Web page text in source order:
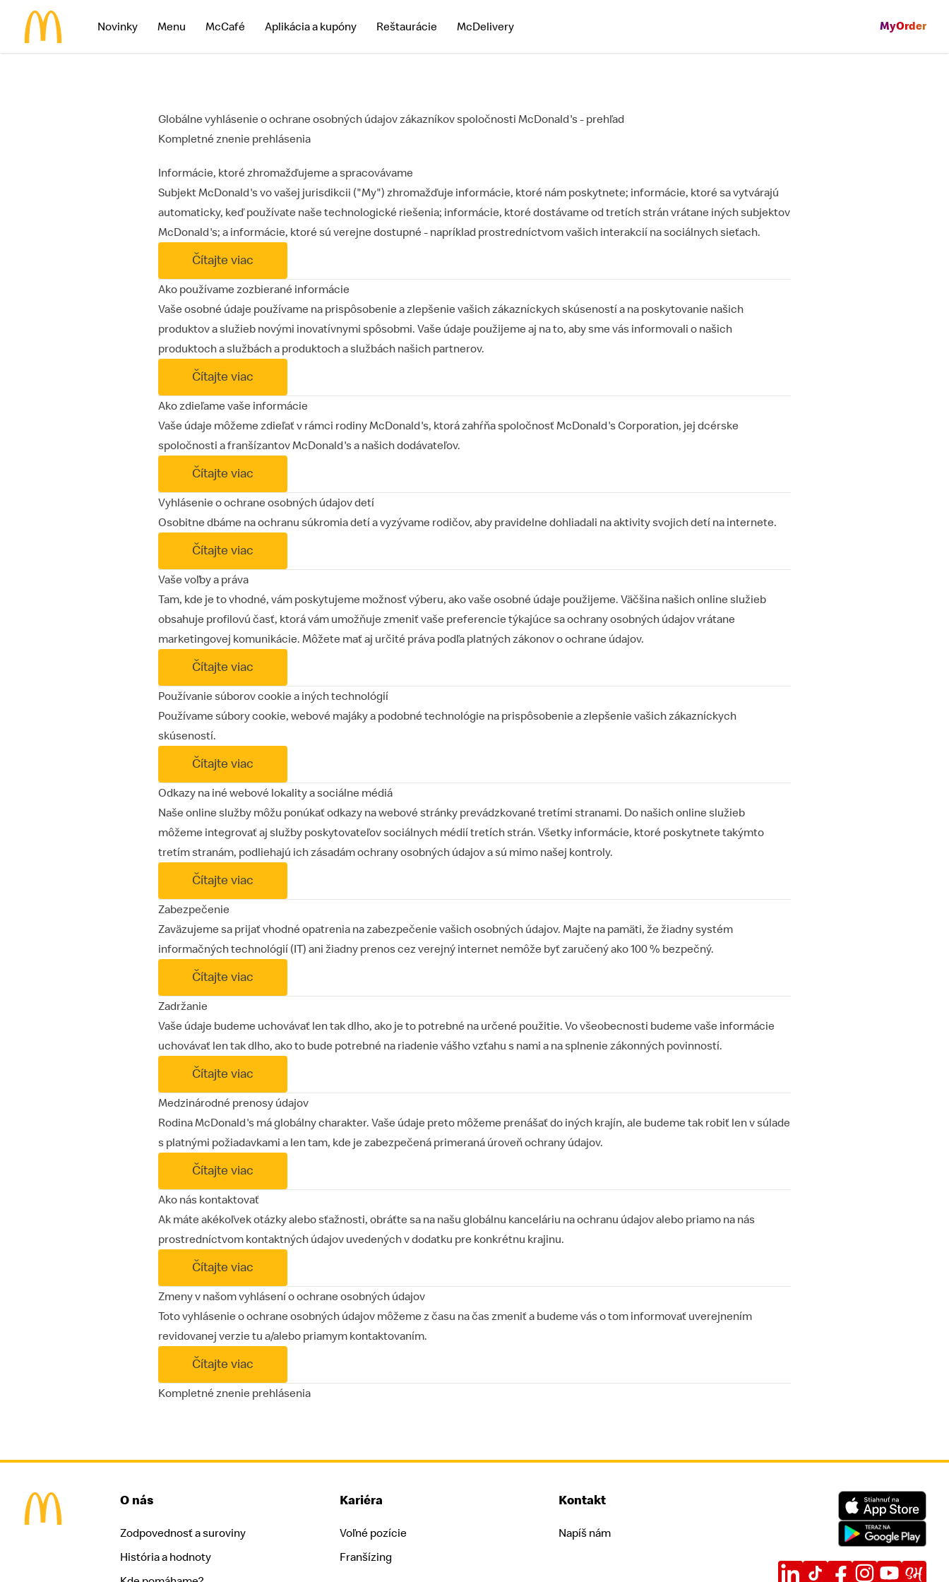
Novinky Menu McCafé Aplikácia a kupóny Reštaurácie McDelivery MyOrder
Globálne vyhlásenie o ochrane osobných údajov zákazníkov spoločnosti McDonald's - prehľad
Kompletné znenie prehlásenia
Informácie, ktoré zhromažďujeme a spracovávame
Subjekt McDonald's vo vašej jurisdikcii ("My") zhromažďuje informácie, ktoré nám poskytnete; informácie, ktoré sa vytvárajú
automaticky, keď používate naše technologické riešenia; informácie, ktoré dostávame od tretích strán vrátane iných subjektov
McDonald's; a informácie, ktoré sú verejne dostupné - napríklad prostredníctvom vašich interakcií na sociálnych sieťach.
Čítajte viac
Ako používame zozbierané informácie
Vaše osobné údaje používame na prispôsobenie a zlepšenie vašich zákazníckych skúseností a na poskytovanie našich
produktov a služieb novými inovatívnymi spôsobmi. Vaše údaje použijeme aj na to, aby sme vás informovali o našich
produktoch a službách a produktoch a službách našich partnerov.
Čítajte viac
Ako zdieľame vaše informácie
Vaše údaje môžeme zdieľať v rámci rodiny McDonald's, ktorá zahŕňa spoločnosť McDonald's Corporation, jej dcérske
spoločnosti a franšízantov McDonald's a našich dodávateľov.
Čítajte viac
Vyhlásenie o ochrane osobných údajov detí
Osobitne dbáme na ochranu súkromia detí a vyzývame rodičov, aby pravidelne dohliadali na aktivity svojich detí na internete.
Čítajte viac
Vaše voľby a práva
Tam, kde je to vhodné, vám poskytujeme možnosť výberu, ako vaše osobné údaje použijeme. Väčšina našich online služieb
obsahuje profilovú časť, ktorá vám umožňuje zmeniť vaše preferencie týkajúce sa ochrany osobných údajov vrátane
marketingovej komunikácie. Môžete mať aj určité práva podľa platných zákonov o ochrane údajov.
Čítajte viac
Používanie súborov cookie a iných technológií
Používame súbory cookie, webové majáky a podobné technológie na prispôsobenie a zlepšenie vašich zákazníckych
skúseností.
Čítajte viac
Odkazy na iné webové lokality a sociálne médiá
Naše online služby môžu ponúkať odkazy na webové stránky prevádzkované tretími stranami. Do našich online služieb
môžeme integrovať aj služby poskytovateľov sociálnych médií tretích strán. Všetky informácie, ktoré poskytnete takýmto
tretím stranám, podliehajú ich zásadám ochrany osobných údajov a sú mimo našej kontroly.
Čítajte viac
Zabezpečenie
Zaväzujeme sa prijať vhodné opatrenia na zabezpečenie vašich osobných údajov. Majte na pamäti, že žiadny systém
informačných technológií (IT) ani žiadny prenos cez verejný internet nemôže byť zaručený ako 100 % bezpečný.
Čítajte viac
Zadržanie
Vaše údaje budeme uchovávať len tak dlho, ako je to potrebné na určené použitie. Vo všeobecnosti budeme vaše informácie
uchovávať len tak dlho, ako to bude potrebné na riadenie vášho vzťahu s nami a na splnenie zákonných povinností.
Čítajte viac
Medzinárodné prenosy údajov
Rodina McDonald's má globálny charakter. Vaše údaje preto môžeme prenášať do iných krajín, ale budeme tak robiť len v súlade
s platnými požiadavkami a len tam, kde je zabezpečená primeraná úroveň ochrany údajov.
Čítajte viac
Ako nás kontaktovať
Ak máte akékoľvek otázky alebo sťažnosti, obráťte sa na našu globálnu kanceláriu na ochranu údajov alebo priamo na nás
prostredníctvom kontaktných údajov uvedených v dodatku pre konkrétnu krajinu.
Čítajte viac
Zmeny v našom vyhlásení o ochrane osobných údajov
Toto vyhlásenie o ochrane osobných údajov môžeme z času na čas zmeniť a budeme vás o tom informovať uverejnením
revidovanej verzie tu a/alebo priamym kontaktovaním.
Čítajte viac
Kompletné znenie prehlásenia
McDonald's Homepage
O nás
Zodpovednosť a suroviny
História a hodnoty
Kariéra
Voľné pozície
Franšízing
Kontakt
Napíš nám